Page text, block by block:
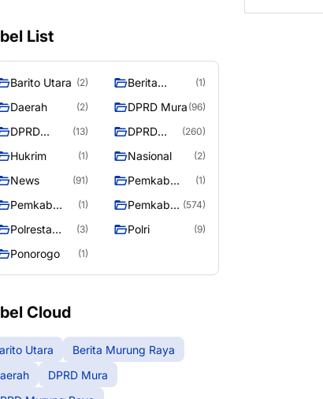
List
Barito Utara (2)
Berita
Raya
(1)
Daerah (2) DPRD Mura (96)
DPRD
Raya
(13)
DPRD
RAYA
(260)
Hukrim (1) Nasional (2)
News (91)
Pemkab
Barito Utara
(1)
Pemkab
(1)
Pemkab
Raya
(574)
Polresta
Raya
(3) Polri (9)
Ponorogo (1)
Cloud
Utara
Berita Murung Raya
DPRD Mura